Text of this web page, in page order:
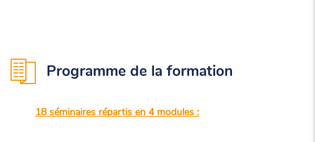
Programme de la formation
18 séminaires répartis en 4 modules :